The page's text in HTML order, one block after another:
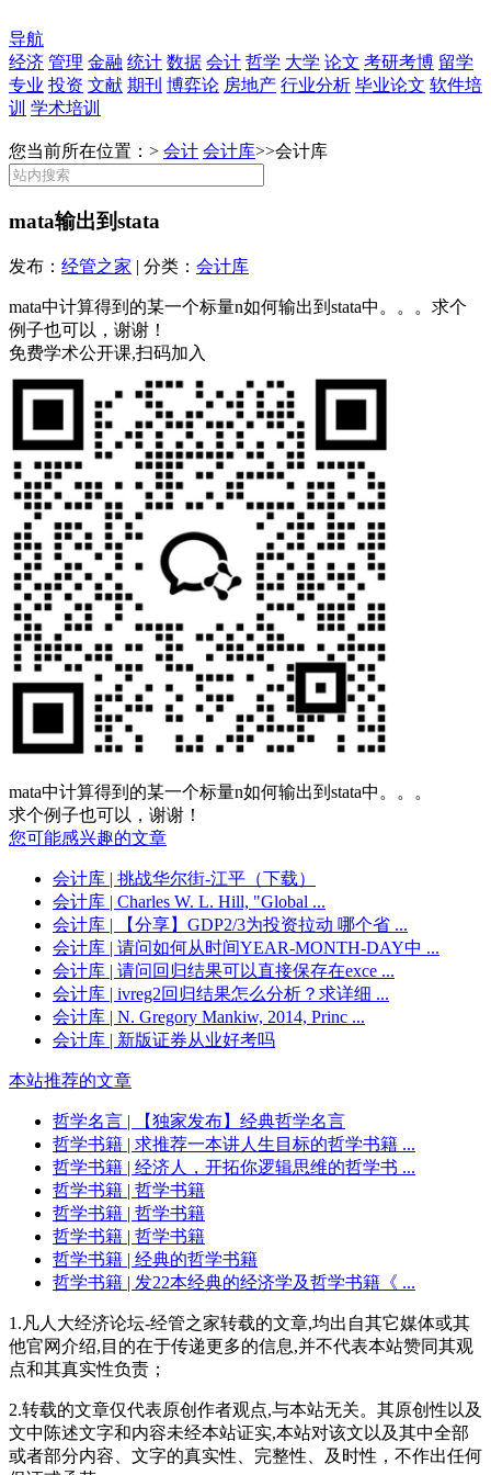
导航
经济 管理 金融 统计 数据 会计 哲学 大学 论文 考研考博 留学
专业 投资 文献 期刊 博弈论 房地产 行业分析 毕业论文 软件培
训 学术培训
您当前所在位置：> 会计 会计库>>会计库
mata输出到stata
发布： 经管之家 | 分类： 会计库
mata中计算得到的某一个标量n如何输出到stata中。。。求个
例子也可以，谢谢！
免费学术公开课,扫码加入
mata中计算得到的某一个标量n如何输出到stata中。。。
求个例子也可以，谢谢！
您可能感兴趣的文章
会计库 | 挑战华尔街-江平（下载）
会计库 | Charles W. L. Hill, "Global ...
会计库 | 【分享】GDP2/3为投资拉动 哪个省 ...
会计库 | 请问如何从时间YEAR-MONTH-DAY中 ...
会计库 | 请问回归结果可以直接保存在exce ...
会计库 | ivreg2回归结果怎么分析？求详细 ...
会计库 | N. Gregory Mankiw, 2014, Princ ...
会计库 | 新版证券从业好考吗
本站推荐的文章
哲学名言 | 【独家发布】经典哲学名言
哲学书籍 | 求推荐一本讲人生目标的哲学书籍 ...
哲学书籍 | 经济人，开拓你逻辑思维的哲学书 ...
哲学书籍 | 哲学书籍
哲学书籍 | 哲学书籍
哲学书籍 | 哲学书籍
哲学书籍 | 经典的哲学书籍
哲学书籍 | 发22本经典的经济学及哲学书籍《 ...
1.凡人大经济论坛-经管之家转载的文章,均出自其它媒体或其
他官网介绍,目的在于传递更多的信息,并不代表本站赞同其观
点和其真实性负责；
2.转载的文章仅代表原创作者观点,与本站无关。其原创性以及
文中陈述文字和内容未经本站证实,本站对该文以及其中全部
或者部分内容、文字的真实性、完整性、及时性，不作出任何